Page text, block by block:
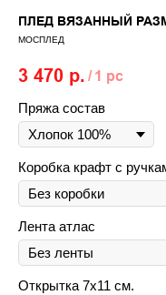
ПЛЕД ВЯЗАННЫЙ
МОСПЛЕД
3 470 р. / 1 pc
Пряжа состав
Коробка крафт с
Лента атлас
Открытка 7х11 см.